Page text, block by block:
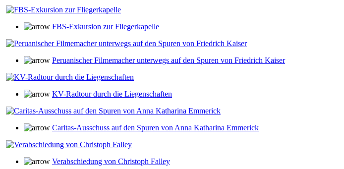
FBS-Exkursion zur Fliegerkapelle
Peruanischer Filmemacher unterwegs auf den Spuren von Friedrich Kaiser
KV-Radtour durch die Liegenschaften
Caritas-Ausschuss auf den Spuren von Anna Katharina Emmerick
Verabschiedung von Christoph Falley